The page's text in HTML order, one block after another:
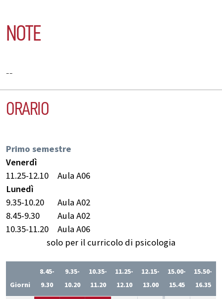
NOTE
--
ORARIO
Primo semestre
Venerdì
11.25-12.10
Aula A06
Lunedì
9.35-10.20
Aula A02
8.45-9.30
Aula A02
10.35-11.20
Aula A06
solo per il curricolo di psicologia
Giorni
8.45-
9.30
9.35-
10.20
10.35-
11.20
11.25-
12.10
12.15-
13.00
15.00-
15.45
15.50-
16.35